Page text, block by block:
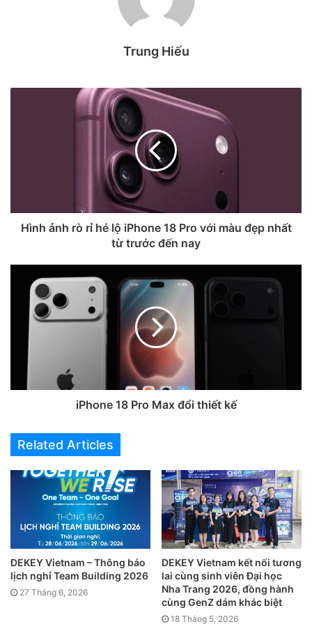
KHI CHÚNG TA CÙNG NHAU,
MỌI GIỚI HẠN ĐỀU CÓ THỂ
VƯỢT QUA
Những trò chơi tập thể năm nay không đơn thuần là những
thử thách vận động hay những màn tranh tài sôi nổi. Đó là
cơ hội để mỗi thành viên lắng nghe nhau nhiều hơn, thấu
hiểu nhau nhiều hơn và học cách đặt niềm tin vào đồng đội
những thời điểm cần một bàn tay kéo đồng đội đứng dậy,
và cũng có những khoảnh khắc chỉ cần một câu động viên
cũng đủ tiếp thêm sức mạnh cho cả tập thể tiến về phía
Bởi sau tất cả, chiến thắng ý nghĩa nhất không phải là về
đích đầu tiên, mà là không ai bị bỏ lại phía sau.
Trung Hiếu
Hình ảnh rò rỉ hé lộ iPhone 18 Pro với màu đẹp nhất
từ trước đến nay
iPhone 18 Pro Max đổi thiết kế
Related Articles
DEKEY Vietnam – Thông báo
lịch nghỉ Team Building 2026
27 Tháng 6, 2026
DEKEY Vietnam kết nối tương
lai cùng sinh viên Đại học
Nha Trang 2026, đồng hành
cùng GenZ dám khác biệt
18 Tháng 5, 2026